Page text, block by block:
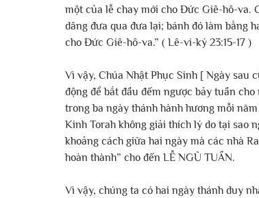
một của lễ chay mới cho Đức Giê-hô-va.
dâng đưa qua đưa lại; bánh đó làm bằng
cho Đức Giê-hô-va.” ( Lê-vi-ký 23:15-17 )
Vì vậy, Chúa Nhật Phục Sinh [ Ngày sau
động để bắt đầu đếm ngược bảy tuần
trong ba ngày thánh hành hương mỗi
Kinh Torah không giải thích lý do tại sao
khoảng cách giữa hai ngày mà các nhà
hoàn thành” cho đến LỄ NGŨ TUẦN.
Vì vậy, chúng ta có hai ngày thánh duy